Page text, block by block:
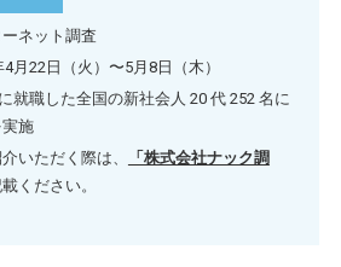
ネット調査
月22日（火）〜5月8日（木）
就職した全国の新社会人 20 代 252 名に
施
いただく際は、
「株式会社ナック調
ください。